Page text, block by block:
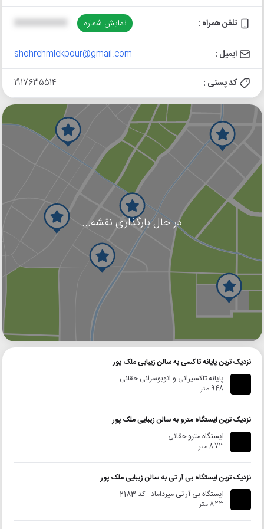
تلفن همراه : نمایش شماره
ایمیل : shohrehmlekpour@gmail.com
کد پستی : 1917635514
در حال بارگذاری نقشه...
گوگل
نزدیک ترین پایانه تاکسی به سالن زیبایی ملک پور
پایانه تاکسیرانی و اتوبوسرانی حقانی
948 متر
نزدیک ترین ایستگاه مترو به سالن زیبایی ملک پور
ایستگاه مترو حقانی
873 متر
نزدیک ترین ایستگاه بی آر تی به سالن زیبایی ملک پور
ایستگاه بی آر تی میرداماد - کد 2183
823 متر